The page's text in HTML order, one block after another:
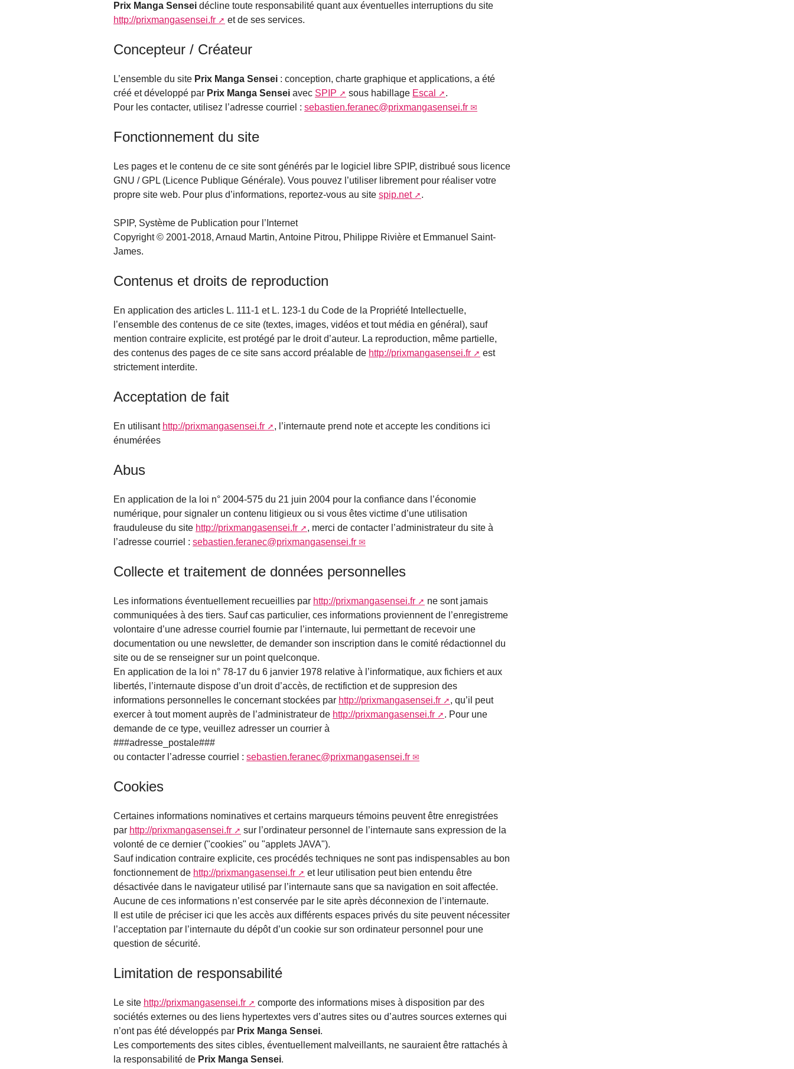
Prix Manga Sensei décline toute responsabilité quant aux éventuelles interruptions du site
http://prixmangasensei.fr
et de ses services.
Concepteur / Créateur
L’ensemble du site Prix Manga Sensei : conception, charte graphique et applications, a été
créé et développé par Prix Manga Sensei avec SPIP sous habillage Escal
.
Pour les contacter, utilisez l’adresse courriel : sebastien.feranec@prixmangasensei.fr
Fonctionnement du site
Les pages et le contenu de ce site sont générés par le logiciel libre SPIP, distribué sous licence
GNU / GPL (Licence Publique Générale). Vous pouvez l’utiliser librement pour réaliser votre
propre site web. Pour plus d’informations, reportez-vous au site spip.net .
SPIP, Système de Publication pour l’Internet
Copyright © 2001-2018, Arnaud Martin, Antoine Pitrou, Philippe Rivière et Emmanuel Saint-
James.
Contenus et droits de reproduction
En application des articles L. 111-1 et L. 123-1 du Code de la Propriété Intellectuelle,
l’ensemble des contenus de ce site (textes, images, vidéos et tout média en général), sauf
mention contraire explicite, est protégé par le droit d’auteur. La reproduction, même partielle,
des contenus des pages de ce site sans accord préalable de http://prixmangasensei.fr
est
strictement interdite.
Acceptation de fait
En utilisant http://prixmangasensei.fr
, l’internaute prend note et accepte les conditions ici
énumérées
Abus
En application de la loi n° 2004-575 du 21 juin 2004 pour la confiance dans l’économie
numérique, pour signaler un contenu litigieux ou si vous êtes victime d’une utilisation
frauduleuse du site http://prixmangasensei.fr
, merci de contacter l’administrateur du site à
l’adresse courriel : sebastien.feranec@prixmangasensei.fr
Collecte et traitement de données personnelles
Les informations éventuellement recueillies par http://prixmangasensei.fr
ne sont jamais
communiquées à des tiers. Sauf cas particulier, ces informations proviennent de l’enregistreme
volontaire d’une adresse courriel fournie par l’internaute, lui permettant de recevoir une
documentation ou une newsletter, de demander son inscription dans le comité rédactionnel du
site ou de se renseigner sur un point quelconque.
En application de la loi n° 78-17 du 6 janvier 1978 relative à l’informatique, aux fichiers et aux
libertés, l’internaute dispose d’un droit d’accès, de rectifiction et de suppresion des
informations personnelles le concernant stockées par http://prixmangasensei.fr
, qu’il peut
exercer à tout moment auprès de l’administrateur de http://prixmangasensei.fr
. Pour une
demande de ce type, veuillez adresser un courrier à
###adresse_postale###
ou contacter l’adresse courriel : sebastien.feranec@prixmangasensei.fr
Cookies
Certaines informations nominatives et certains marqueurs témoins peuvent être enregistrées
par http://prixmangasensei.fr
sur l’ordinateur personnel de l’internaute sans expression de la
volonté de ce dernier ("cookies" ou "applets JAVA").
Sauf indication contraire explicite, ces procédés techniques ne sont pas indispensables au bon
fonctionnement de http://prixmangasensei.fr
et leur utilisation peut bien entendu être
désactivée dans le navigateur utilisé par l’internaute sans que sa navigation en soit affectée.
Aucune de ces informations n’est conservée par le site après déconnexion de l’internaute.
Il est utile de préciser ici que les accès aux différents espaces privés du site peuvent nécessiter
l’acceptation par l’internaute du dépôt d’un cookie sur son ordinateur personnel pour une
question de sécurité.
Limitation de responsabilité
Le site http://prixmangasensei.fr
comporte des informations mises à disposition par des
sociétés externes ou des liens hypertextes vers d’autres sites ou d’autres sources externes qui
n’ont pas été développés par Prix Manga Sensei.
Les comportements des sites cibles, éventuellement malveillants, ne sauraient être rattachés à
la responsabilité de Prix Manga Sensei.